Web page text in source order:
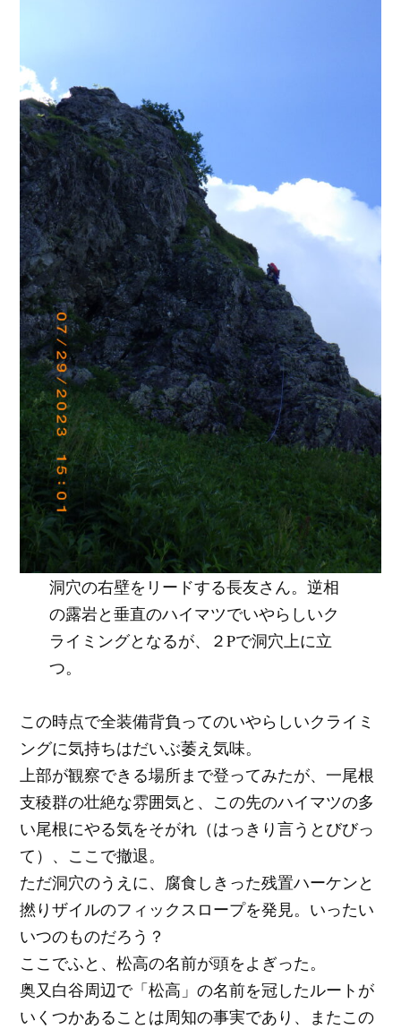
洞穴の右壁をリードする長友さん。逆相
の露岩と垂直のハイマツでいやらしいク
ライミングとなるが、２Pで洞穴上に立
つ。
この時点で全装備背負ってのいやらしいクライミ
ングに気持ちはだいぶ萎え気味。
上部が観察できる場所まで登ってみたが、一尾根
支稜群の壮絶な雰囲気と、この先のハイマツの多
い尾根にやる気をそがれ（はっきり言うとびびっ
て）、ここで撤退。
ただ洞穴のうえに、腐食しきった残置ハーケンと
撚りザイルのフィックスロープを発見。いったい
いつのものだろう？
ここでふと、松高の名前が頭をよぎった。
奥又白谷周辺で「松高」の名前を冠したルートが
いくつかあることは周知の事実であり、またこの